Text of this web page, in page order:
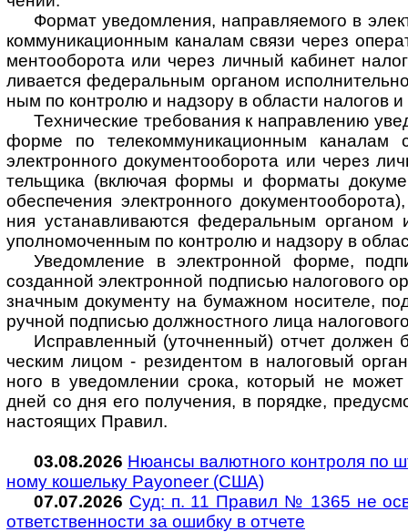
Формат уведомления, направляемого в
ком­му­ни­ка­ци­он­ным кана­лам связи через
мен­то­обо­рота или через лич­ный каби­нет
ли­ва­ется феде­раль­ным орга­ном
ным по конт­ролю и над­зору в обла­сти нало­гов и
Технические требования к направлению
форме по теле­ком­му­ни­ка­ци­он­ным кана­лам
элект­рон­ного доку­мен­то­обо­рота или через
тель­щика (вклю­чая формы и фор­маты
обе­спе­че­ния элект­рон­ного
ния уста­нав­ли­ваю­тся феде­раль­ным орга­ном
упол­но­мо­чен­ным по конт­ролю и над­зору в
Уведомление в электронной форме,
создан­ной элект­рон­ной под­пи­сью нало­го­вого
знач­ным доку­менту на бумаж­ном носи­теле,
руч­ной под­пи­сью долж­ност­ного лица
Исправленный (уточненный) отчет должен
чес­ким лицом - рези­ден­том в нало­го­вый
ного в уве­дом­ле­нии срока, кото­рый не
дней со дня его полу­че­ния, в поря­дке,
насто­я­щих Пра­вил.
03.08.2026 Нюансы валютного контроля по
ному коше­льку Payoneer (США)
07.07.2026 Суд: п. 11 Правил № 1365 не
ответ­ст­вен­но­сти за оши­бку в отчете